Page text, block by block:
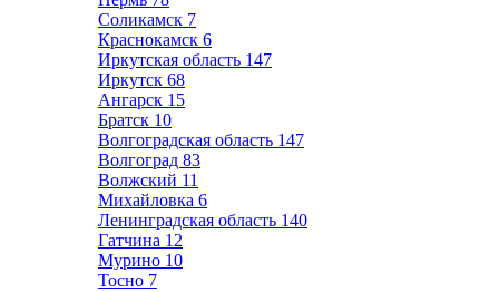
Соликамск 7
Краснокамск 6
Иркутская область 147
Иркутск 68
Ангарск 15
Братск 10
Волгоградская область 147
Волгоград 83
Волжский 11
Михайловка 6
Ленинградская область 140
Гатчина 12
Мурино 10
Тосно 7